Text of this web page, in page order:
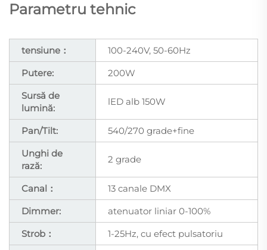
Parametru tehnic
tensiune：
100-240V, 50-60Hz
Putere:
200W
Sursă de
lumină:
lED alb 150W
Pan/Tilt:
540/270 grade+fine
Unghi de
rază:
2 grade
Canal：
13 canale DMX
Dimmer:
atenuator liniar 0-100%
Strob：
1-25Hz, cu efect pulsatoriu